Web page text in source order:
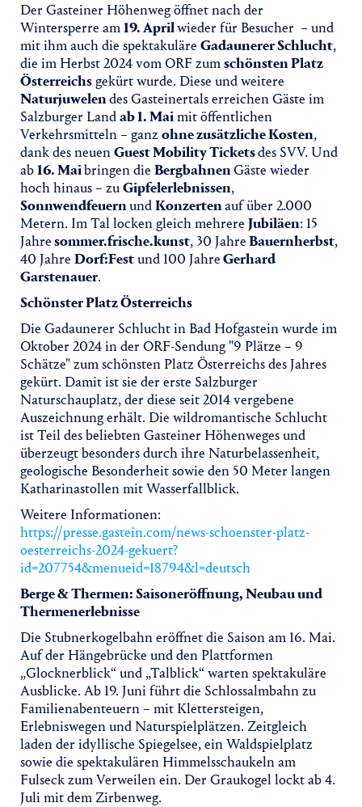
Der Gasteiner Höhenweg öffnet nach der
Wintersperre am19. Aprilwieder für Besucher – und
mit ihm auch die spektakuläre Gadaunerer Schlucht,
die im Herbst 2024 vom ORF zumschönsten Platz
Österreichsgekürt wurde. Diese und weitere
Naturjuwelendes Gasteinertals erreichen Gäste im
Salzburger Landab 1. Maimit öffentlichen
Verkehrsmitteln – ganz ohne zusätzliche Kosten,
dank des neuenGuest Mobility Ticketsdes SVV. Und
ab16. Maibringen die BergbahnenGäste wieder
hoch hinaus – zuGipfelerlebnissen,
SonnwendfeuernundKonzertenauf über 2.000
Metern. Im Tal locken gleich mehrere Jubiläen: 15
Jahresommer.frische.kunst, 30 JahreBauernherbst,
40 Jahre Dorf:Festund 100 JahreGerhard
Garstenauer.
Schönster Platz Österreichs
Die Gadaunerer Schlucht in Bad Hofgastein wurde im
Oktober 2024 in der ORF-Sendung "9 Plätze – 9
Schätze" zum schönsten Platz Österreichs des Jahres
gekürt. Damit ist sie der erste Salzburger
Naturschauplatz, der diese seit 2014 vergebene
Auszeichnung erhält. Die wildromantische Schlucht
ist Teil des beliebten Gasteiner Höhenweges und
überzeugt besonders durch ihre Naturbelassenheit,
geologische Besonderheit sowie den 50 Meter langen
Katharinastollen mit Wasserfallblick.
Weitere Informationen:
https://presse.gastein.com/news-schoenster-platz-
oesterreichs-2024-gekuert?
id=207754&menueid=18794&l=deutsch
Berge & Thermen: Saisoneröffnung, Neubau und
Thermenerlebnisse
Die Stubnerkogelbahn eröffnet die Saison am 16. Mai.
Auf der Hängebrücke und den Plattformen
„Glocknerblick“ und „Talblick“ warten spektakuläre
Ausblicke. Ab 19. Juni führt die Schlossalmbahn zu
Familienabenteuern – mit Klettersteigen,
Erlebniswegen und Naturspielplätzen. Zeitgleich
laden der idyllische Spiegelsee, ein Waldspielplatz
sowie die spektakulären Himmelsschaukeln am
Fulseck zum Verweilen ein. Der Graukogel lockt ab 4.
Juli mit dem Zirbenweg.